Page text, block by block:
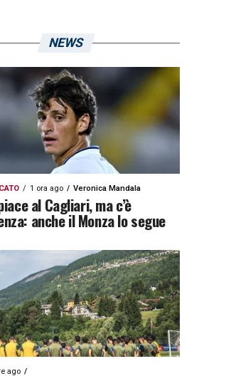
NEWS
1 ora ago Veronica Mandala
al Cagliari, ma c’è
anche il Monza lo segue
ago